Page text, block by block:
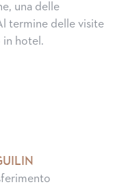
una delle
termine delle visite
in hotel.